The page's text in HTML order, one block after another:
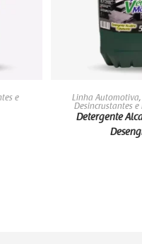
e
LEIA
Linha Automotiva,
Desincrustantes
Detergente